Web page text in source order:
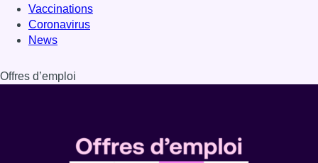
Vaccinations
Coronavirus
News
Offres d’emploi